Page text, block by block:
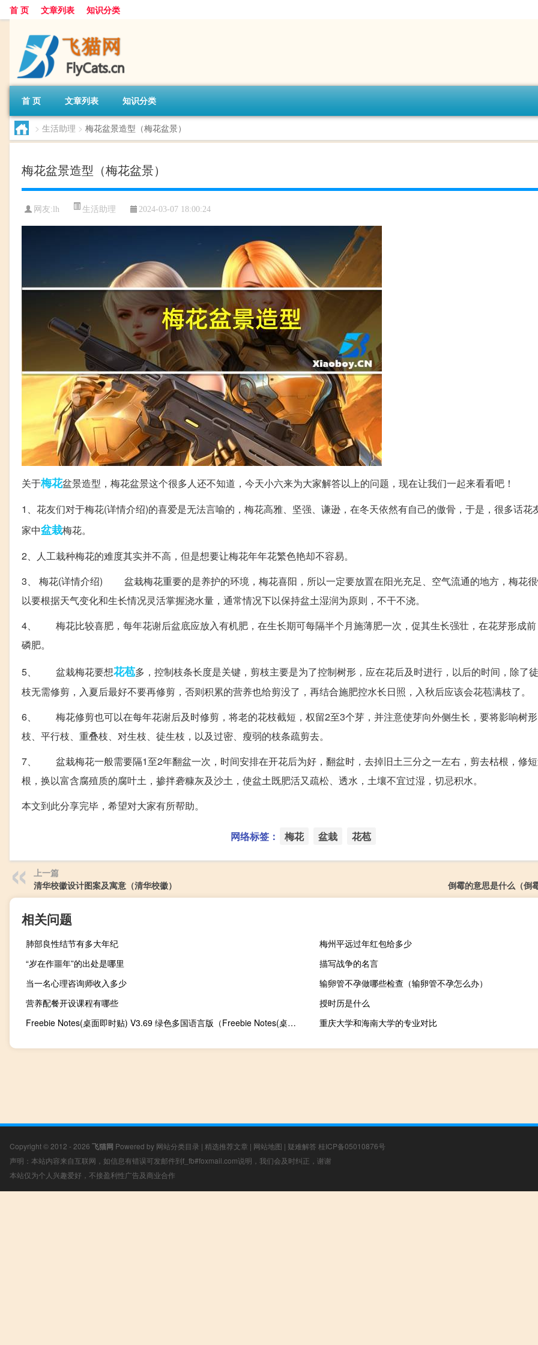
首 页 文章列表 知识分类
首 页 文章列表 知识分类
> 生活助理 > 梅花盆景造型（梅花盆景）
梅花盆景造型（梅花盆景）
网友: lh 生活助理 2024-03-07 18:00:24
关于梅花盆景造型，梅花盆景这个很多人还不知道，今天小六来为大家解答以上的问题，现在让我们一起来看看吧！
1、花友们对于梅花(详情介绍)的喜爱是无法言喻的，梅花高雅、坚强、谦逊，在冬天依然有自己的傲骨，于是，很多话花
家中盆栽梅花。
2、人工栽种梅花的难度其实并不高，但是想要让梅花年年花繁色艳却不容易。
3、 梅花(详情介绍) 盆栽梅花重要的是养护的环境，梅花喜阳，所以一定要放置在阳光充足、空气流通的地方，梅花
以要根据天气变化和生长情况灵活掌握浇水量，通常情况下以保持盆土湿润为原则，不干不浇。
4、 梅花比较喜肥，每年花谢后盆底应放入有机肥，在生长期可每隔半个月施薄肥一次，促其生长强壮，在花芽形成
磷肥。
5、 盆栽梅花要想花苞多，控制枝条长度是关键，剪枝主要是为了控制树形，应在花后及时进行，以后的时间，除了
枝无需修剪，入夏后最好不要再修剪，否则积累的营养也给剪没了，再结合施肥控水长日照，入秋后应该会花苞满枝了。
6、 梅花修剪也可以在每年花谢后及时修剪，将老的花枝截短，权留2至3个芽，并注意使芽向外侧生长，要将影响树
枝、平行枝、重叠枝、对生枝、徒生枝，以及过密、瘦弱的枝条疏剪去。
7、 盆栽梅花一般需要隔1至2年翻盆一次，时间安排在开花后为好，翻盆时，去掉旧土三分之一左右，剪去枯根，修
根，换以富含腐殖质的腐叶土，掺拌砻糠灰及沙土，使盆土既肥活又疏松、透水，土壤不宜过湿，切忌积水。
本文到此分享完毕，希望对大家有所帮助。
网络标签： 梅花 盆栽 花苞
上一篇
清华校徽设计图案及寓意（清华校徽）
倒霉的意思是什么（倒
相关问题
肺部良性结节有多大年纪
梅州平远过年红包给多少
“岁在作噩年”的出处是哪里
描写战争的名言
当一名心理咨询师收入多少
输卵管不孕做哪些检查（输卵管不孕怎么办）
营养配餐开设课程有哪些
授时历是什么
Freebie Notes(桌面即时贴) V3.69 绿色多国语言版（Freebie Notes(桌面即时贴) V3.69 绿色多国语言版功能简介）
重庆大学和海南大学的专业对比
Copyright © 2012 - 2026 飞猫网 Powered by 网站分类目录 | 精选推荐文章 | 网站地图 | 疑难解答 桂ICP备05010876号
声明：本站内容来自互联网，如信息有错误可发邮件到f_fb#foxmail.com说明，我们会及时纠正，谢谢
本站仅为个人兴趣爱好，不接盈利性广告及商业合作